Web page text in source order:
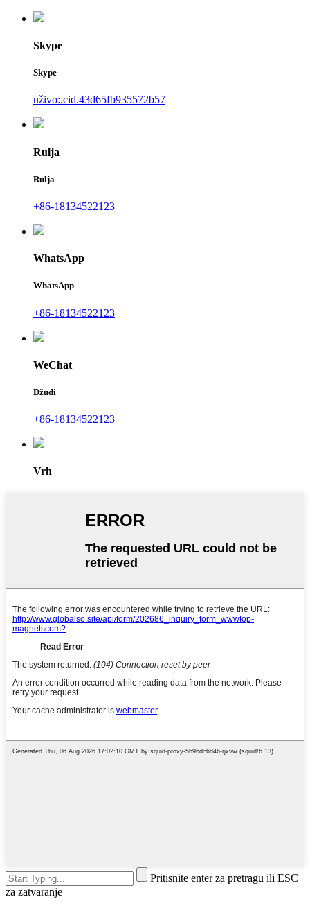
Skype
Skype
uživo:.cid.43d65fb935572b57
Rulja
Rulja
+86-18134522123
WhatsApp
WhatsApp
+86-18134522123
WeChat
Džudi
+86-18134522123
Vrh
Pritisnite enter za pretragu ili ESC
za zatvaranje